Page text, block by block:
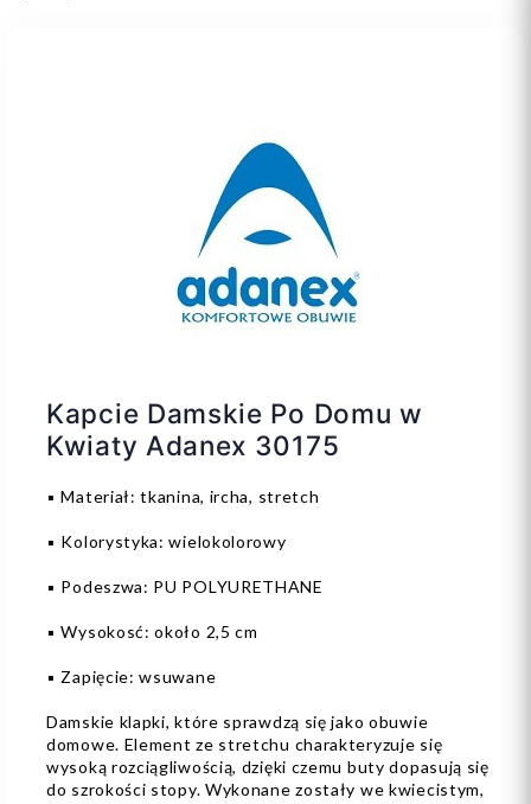
Kapcie Damskie Po Domu w
Kwiaty Adanex 30175
▪️ Materiał: tkanina, ircha, stretch
▪️ Kolorystyka: wielokolorowy
▪️ Podeszwa: PU POLYURETHANE
▪️ Wysokosć: około 2,5 cm
▪️ Zapięcie: wsuwane
Damskie klapki, które sprawdzą się jako obuwie
domowe. Element ze stretchu charakteryzuje się
wysoką rozciągliwością, dzięki czemu buty dopasują się
do szrokości stopy. Wykonane zostały we kwiecistym,